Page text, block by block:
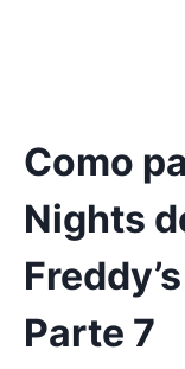
Como
Nights
Parte 7